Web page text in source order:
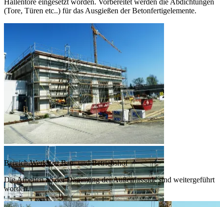
Hallentore eingesetzt worden. Vorbereitet werden die Abdichtungen
(Tore, Türen etc..) für das Ausgießen der Betonfertigelemente.
Bereich Werkstatt Bau- und Betriebshof
Die Arbeiten an der Dämmung der Außenfassade sind weitergeführt
worden.